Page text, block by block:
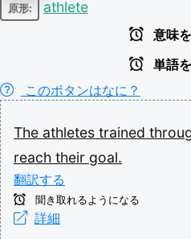
原形: athlete
意味
単語
このボタンはなに？
The athletes trained
reach their goal.
翻訳する
聞き取れるようになる
詳細